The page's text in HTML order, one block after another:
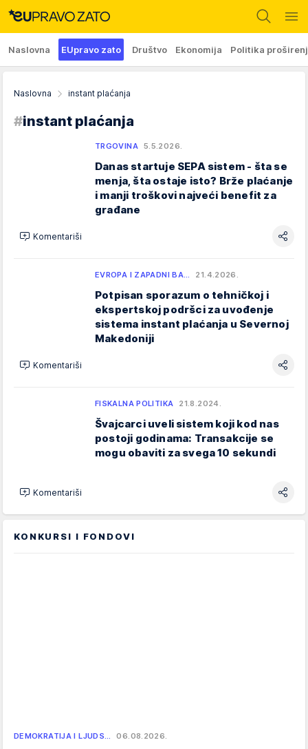
Naslovna EUpravo zato Društvo Ekonomija Politika
Naslovna instant plaćanja
#instant plaćanja
TRGOVINA 5.5.2026.
Danas startuje SEPA sistem - šta se
menja, šta ostaje isto? Brže plaćanje
i manji troškovi najveći benefit za
građane
Komentariši
EVROPA I ZAPADNI BA… 21.4.2026.
Potpisan sporazum o tehničkoj i
ekspertskoj podršci za uvođenje
sistema instant plaćanja u Severnoj
Makedoniji
Komentariši
FISKALNA POLITIKA 21.8.2024.
Švajcarci uveli sistem koji kod nas
postoji godinama: Transakcije se
mogu obaviti za svega 10 sekundi
Komentariši
KONKURSI I FONDOVI
DEMOKRATIJA I LJUDS… 06.08.2026.